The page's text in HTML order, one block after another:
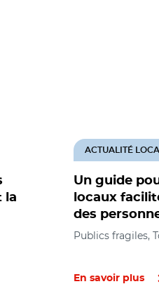
la
Un guide
locaux
des
ACTUALITÉ
Publics fragiles,
En savoir plus